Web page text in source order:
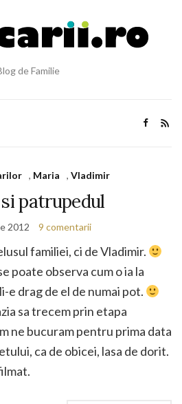
de Familie
, Maria , Vladimir
patrupedul
2012 9 comentarii
familiei, ci de Vladimir.
poate observa cum o ia la
e drag de el de numai pot.
sa trecem prin etapa
ne bucuram pentru prima data
ca de obicei, lasa de dorit.